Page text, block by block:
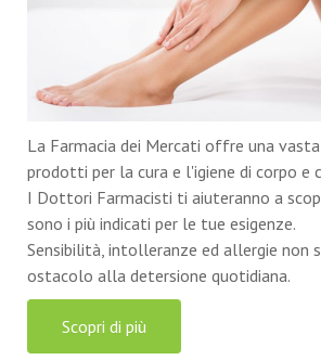
La Farmacia dei Mercati offre una
prodotti per la cura e l'igiene di corpo e
I Dottori Farmacisti ti aiuteranno a
sono i più indicati per le tue esigenze.
Sensibilità, intolleranze ed allergie non
ostacolo alla detersione quotidiana.
Scopri di più